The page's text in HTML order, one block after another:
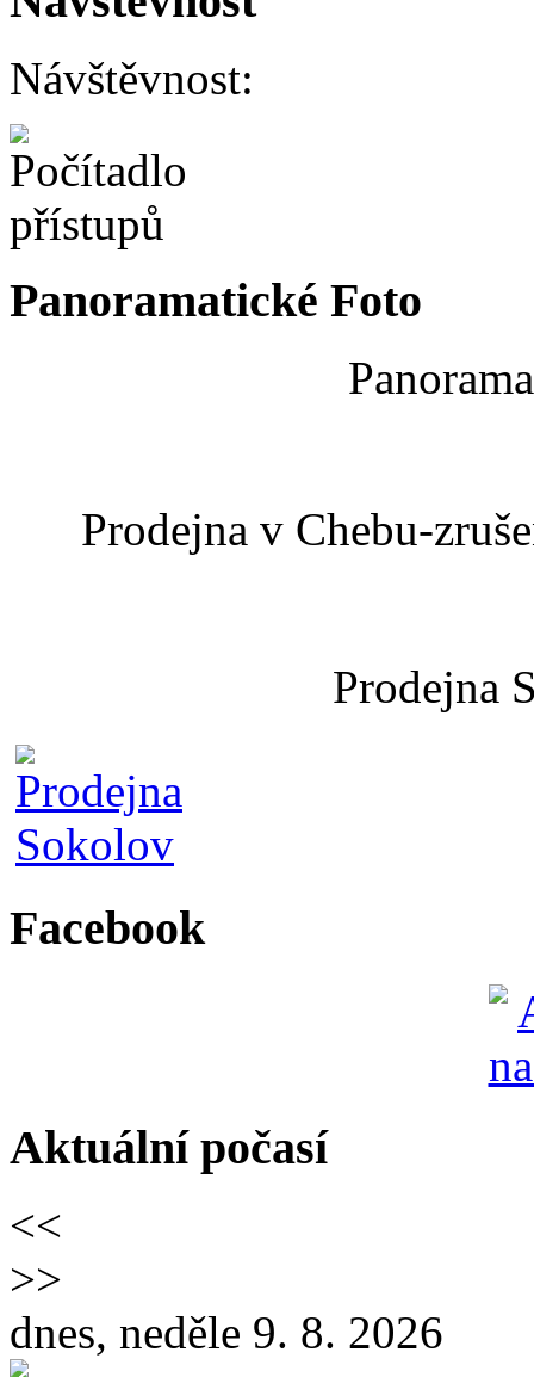
Návštěvnost:
Panoramatické Foto
Prodejna v Chebu-
Prodejna
Facebook
Aktuální počasí
<<
>>
dnes, neděle 9. 8. 2026